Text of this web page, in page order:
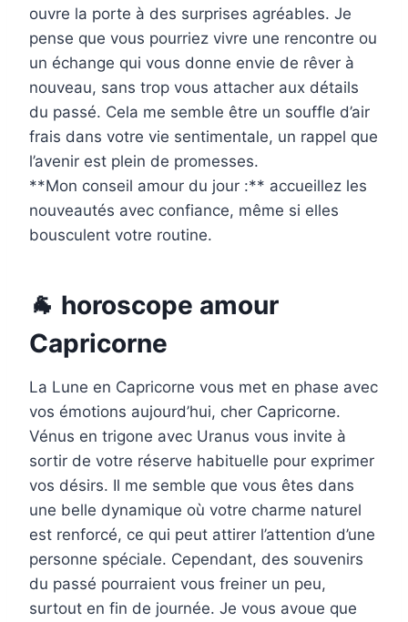
ouvre la porte à des surprises agréables. Je
pense que vous pourriez vivre une rencontre ou
un échange qui vous donne envie de rêver à
nouveau, sans trop vous attacher aux détails
du passé. Cela me semble être un souffle d’air
frais dans votre vie sentimentale, un rappel que
l’avenir est plein de promesses.
**Mon conseil amour du jour :** accueillez les
nouveautés avec confiance, même si elles
bousculent votre routine.
🐐 horoscope amour
Capricorne
La Lune en Capricorne vous met en phase avec
vos émotions aujourd’hui, cher Capricorne.
Vénus en trigone avec Uranus vous invite à
sortir de votre réserve habituelle pour exprimer
vos désirs. Il me semble que vous êtes dans
une belle dynamique où votre charme naturel
est renforcé, ce qui peut attirer l’attention d’une
personne spéciale. Cependant, des souvenirs
du passé pourraient vous freiner un peu,
surtout en fin de journée. Je vous avoue que